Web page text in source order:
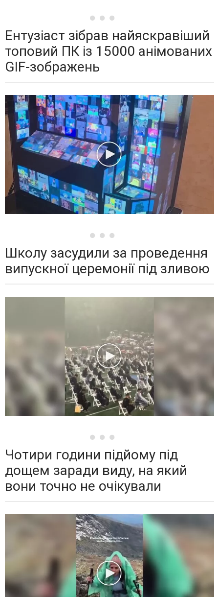
Ентузіаст зібрав найяскравіший
топовий ПК із 15000 анімованих
GIF-зображень
Школу засудили за проведення
випускної церемонії під зливою
Чотири години підйому під
дощем заради виду, на який
вони точно не очікували